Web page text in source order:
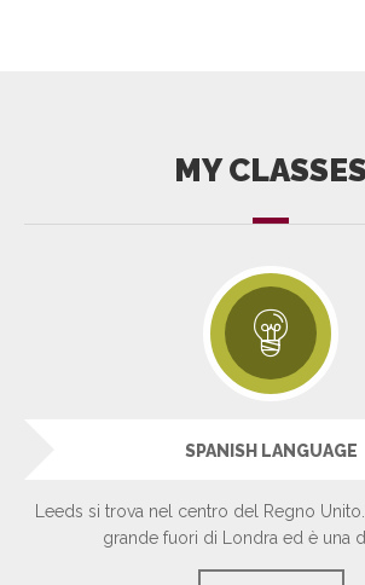
MY CLASSES
SPANISH LANGUAGE
Leeds si trova nel centro del Regno
grande fuori di Londra ed è una